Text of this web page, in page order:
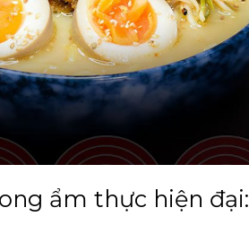
ẩm thực hiện đại: